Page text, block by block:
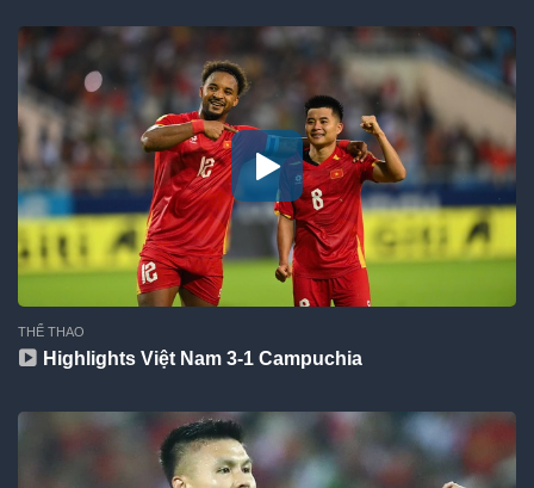
THỂ THAO
Highlights Việt Nam 3-1 Campuchia